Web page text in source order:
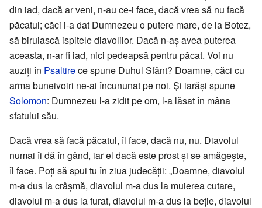
din iad, dacă ar veni, n-au ce-i face, dacă vrea să nu facă
păcatul; căci i-a dat Dumnezeu o putere mare, de la Botez,
să biruiască ispitele diavolilor. Dacă n-aș avea puterea
aceasta, n-ar fi iad, nici pedeapsă pentru păcat. Voi nu
auziți în Psaltirece spune Duhul Sfânt? Doamne, căci cu
arma buneivoiri ne-ai încununat pe noi. Și iarăși spune
Solomon: Dumnezeu l-a zidit pe om, l-a lăsat în mâna
sfatului său.
Dacă vrea să facă păcatul, îl face, dacă nu, nu. Diavolul
numai îi dă în gând, iar el dacă este prost și se amăgește,
îl face. Poți să spui tu în ziua judecății: „Doamne, diavolul
m-a dus la crâșmă, diavolul m-a dus la muierea cutare,
diavolul m-a dus la furat, diavolul m-a dus la beție, diavolul